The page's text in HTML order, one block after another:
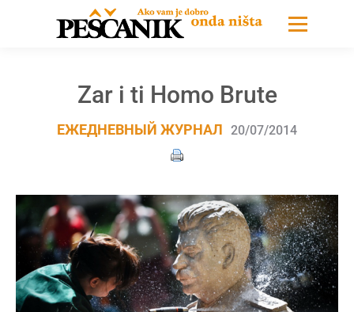
Zar i ti Homo Brute
ЕЖЕДНЕВНЫЙ ЖУРНАЛ 20/07/2014